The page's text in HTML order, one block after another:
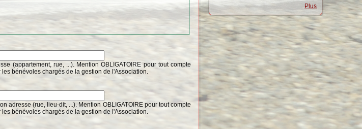
(appartement, rue, ...). Mention OBLIGATOIRE pour tout compte
bénévoles chargés de la gestion de l'Association.
adresse (rue, lieu-dit, ...). Mention OBLIGATOIRE pour tout compte
bénévoles chargés de la gestion de l'Association.
Plus